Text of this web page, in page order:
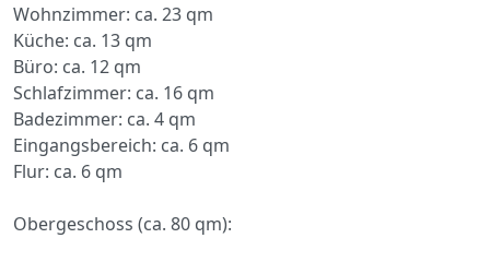
Wohnzimmer: ca. 23 qm
Küche: ca. 13 qm
Büro: ca. 12 qm
Schlafzimmer: ca. 16 qm
Badezimmer: ca. 4 qm
Eingangsbereich: ca. 6 qm
Flur: ca. 6 qm
Obergeschoss (ca. 80 qm):